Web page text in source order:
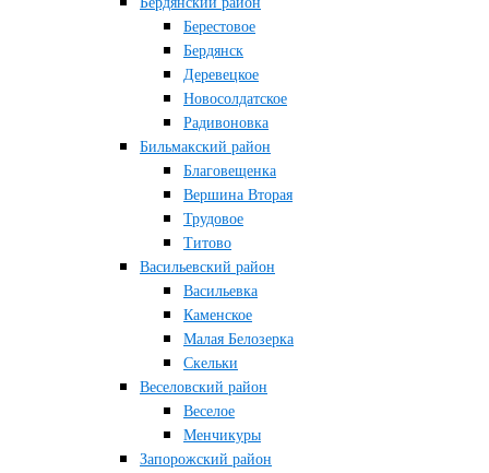
Берестовое
Бердянск
Деревецкое
Новосолдатское
Радивоновка
Бильмакский район
Благовещенка
Вершина Вторая
Трудовое
Титово
Васильевский район
Васильевка
Каменское
Малая Белозерка
Скельки
Веселовский район
Веселое
Менчикуры
Запорожский район